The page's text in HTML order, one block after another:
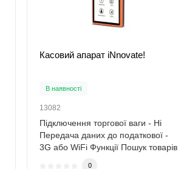
Касовий апарат iNnovate!
В наявності
13082
Підключення торгової ваги - Ні
Передача даних до податкової -
3G або WiFi Функції Пошук товарів
0